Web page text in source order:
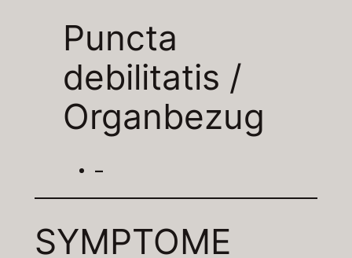
Puncta
debilitatis /
Organbezug
–
SYMPTOME